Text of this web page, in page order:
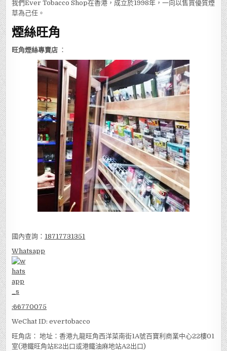
我們Ever Tobacco Shop在香港，成立於1998年，一向以售買優質煙
草為己任。
煙絲旺角
旺角煙絲專賣店 ：
國內查詢： 18717731351
Whatsapp
:66770075
WeChat ID: evertobacco
旺角店： 地址：香港九龍旺角西洋菜南街1A號百寶利商業中心22樓01
室(港鐵旺角站E2出口或港鐵油麻地站A2出口)